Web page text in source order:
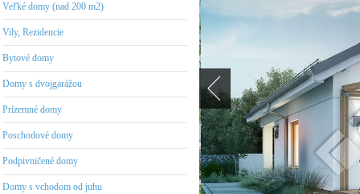
Veľké domy (nad 200 m2)
Vily, Rezidencie
Bytové domy
Domy s dvojgarážou
Prízemné domy
Poschodové domy
Podpivničené domy
Domy s vchodom od juhu